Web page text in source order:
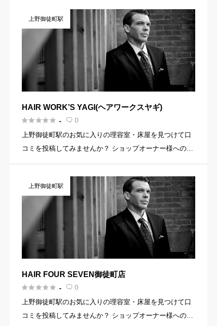
報・イメージ写真・メニュー・PR文章・ホームページリ
ンクなど機能を […]
上野御徒町駅
HAIR WORK’S YAGI(ヘアワークスヤギ)
 -  0
上野御徒町駅のお気に入りの理容室・床屋を見つけて口
コミを投稿してみませんか？ ショップオーナー様へのお
報・イメージ写真・メニュー・PR文章・ホームページリ
ンクなど機能 […]
上野御徒町駅
HAIR FOUR SEVEN御徒町店
 -  0
上野御徒町駅のお気に入りの理容室・床屋を見つけて口
コミを投稿してみませんか？ ショップオーナー様へのお